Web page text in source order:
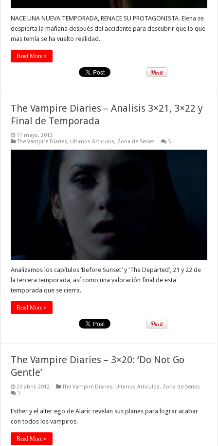
NACE UNA NUEVA TEMPORADA, RENACE SU PROTAGONISTA. Elena se
despierta la mañana después del accidente para descubrir que lo que
mas temía se ha vuelto realidad.
Read More »
The Vampire Diaries – Analisis 3×21, 3×22 y
Final de Temporada
11 mayo, 2012
The Vampire Diaries, Ultimos Articulos, Zona de Series 5
Analizamos los capítulos ‘Before Sunset’ y ‘The Departed’, 21 y 22 de
la tercera temporada, así como una valoración final de esta
temporada que se cierra.
Read More »
The Vampire Diaries – 3×20: ‘Do Not Go
Gentle’
29 abril, 2012 The Vampire Diaries, Ultimos Articulos, Zona de Series
1
Esther y el alter ego de Alaric revelan sus planes para lograr acabar
con todos los vampiros.
Read More »